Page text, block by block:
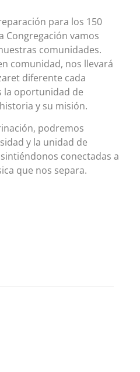
para los 150
Congregación vamos
comunidades.
comunidad, nos llevará
diferente cada
la oportunidad de
y su misión.
podremos
y la unidad de
conectadas a
que nos separa.